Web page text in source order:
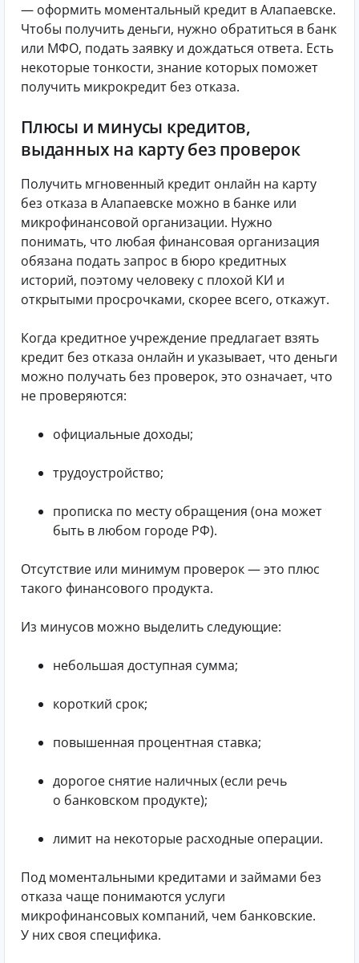
— оформить моментальный кредит в Алапаевске.
Чтобы получить деньги, нужно обратиться в банк
или МФО, подать заявку и дождаться ответа. Есть
некоторые тонкости, знание которых поможет
получить микрокредит без отказа.
Плюсы и минусы кредитов,
выданных на карту без проверок
Получить мгновенный кредит онлайн на карту
без отказа в Алапаевске можно в банке или
микрофинансовой организации. Нужно
понимать, что любая финансовая организация
обязана подать запрос в бюро кредитных
историй, поэтому человеку с плохой КИ и
открытыми просрочками, скорее всего, откажут.
Когда кредитное учреждение предлагает взять
кредит без отказа онлайн и указывает, что деньги
можно получать без проверок, это означает, что
не проверяются:
официальные доходы;
трудоустройство;
прописка по месту обращения (она может
быть в любом городе РФ).
Отсутствие или минимум проверок — это плюс
такого финансового продукта.
Из минусов можно выделить следующие:
небольшая доступная сумма;
короткий срок;
повышенная процентная ставка;
дорогое снятие наличных (если речь
о банковском продукте);
лимит на некоторые расходные операции.
Под моментальными кредитами и займами без
отказа чаще понимаются услуги
микрофинансовых компаний, чем банковские.
У них своя специфика.